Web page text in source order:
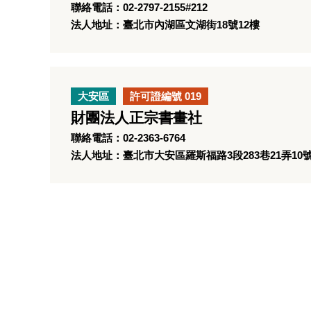
聯絡電話：02-2797-2155#212
法人地址：臺北市內湖區文湖街18號12樓
大安區 許可證編號 019
財團法人正宗書畫社
聯絡電話：02-2363-6764
法人地址：臺北市大安區羅斯福路3段283巷21弄10